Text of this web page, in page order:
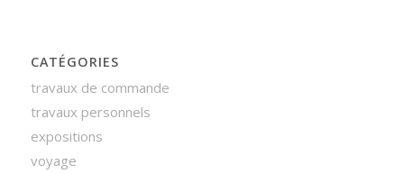
CATÉGORIES
travaux de commande
travaux personnels
expositions
voyage